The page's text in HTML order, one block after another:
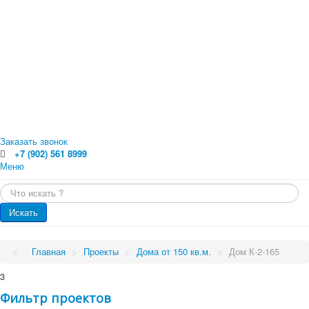
Заказать звонок
+7 (902) 561 8999
Меню
Каталог
Оцилиндрованное бревно
Профилированный брус
Погонажные изделия. Вагонка, планкен, доска пола
Малые архитектурные формы
Бани от 70 кв.м.
Главная
Каталог
Проекты
Цены
Искать...
Искать
Главная > Проекты > Дома от 150 кв.м. >
Дом К-2-165
3
Фильтр проектов